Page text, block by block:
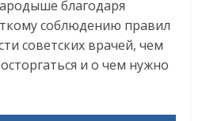
благодаря
соблюдению правил
советских врачей, чем
и о чем нужно